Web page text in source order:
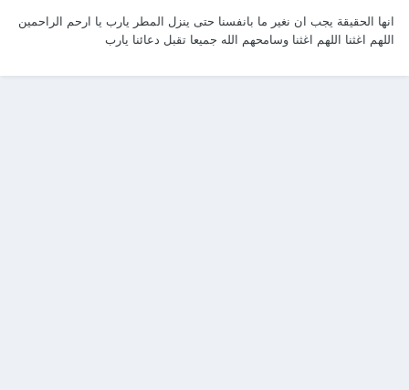
انها الحقيقة يجب ان نغير ما بانفسنا حتى ينزل المطر يارب يا ارحم الراحمين
اللهم اغثنا اللهم اغثنا وسامحهم الله جميعا تقبل دعائنا يارب